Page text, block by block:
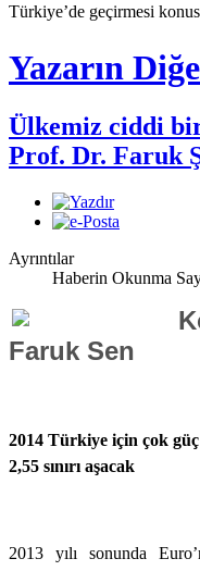
Türkiye’de geçirmesi
Yazarın
Ülkemiz ciddi
Prof. Dr. Faruk
Ayrıntılar
Haberin Okunma
Faruk Sen
2014 Türkiye için çok
2,55 sınırı aşacak
2013 yılı sonunda